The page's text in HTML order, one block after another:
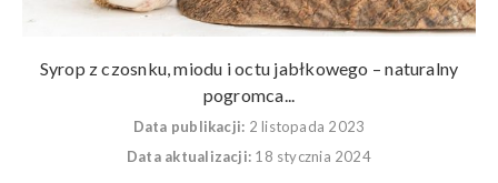
Syrop z czosnku, miodu i octu jabłkowego – naturalny
pogromca...
Data publikacji: 2 listopada 2023
Data aktualizacji: 18 stycznia 2024